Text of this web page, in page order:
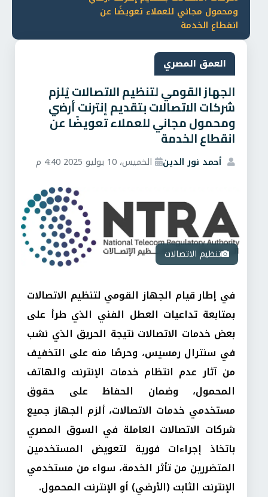
ومحمول مجاني للعملاء تعويضًا عن
انقطاع الخدمة
العمق المصري
الجهاز القومي لتنظيم الاتصالات يُلزم
شركات الاتصالات بتقديم إنترنت أرضي
ومحمول مجاني للعملاء تعويضًا عن
انقطاع الخدمة
أحمد نور الدين الخميس، 10 يوليو 2025 4:40 م
تنظيم الاتصالات
في إطار قيام الجهاز القومي لتنظيم الاتصالات
بمتابعة تداعيات العطل الفني الذي طرأ على
بعض خدمات الاتصالات نتيجة الحريق الذي نشب
في سنترال رمسيس، وحرصًا منه على التخفيف
من آثار عدم انتظام خدمات الإنترنت والهاتف
المحمول، وضمان الحفاظ على حقوق
مستخدمي خدمات الاتصالات، ألزم الجهاز جميع
شركات الاتصالات العاملة في السوق المصري
باتخاذ إجراءات فورية لتعويض المستخدمين
المتضررين من تأثر الخدمة، سواء من مستخدمي
الإنترنت الثابت (الأرضي) أو الإنترنت المحمول.